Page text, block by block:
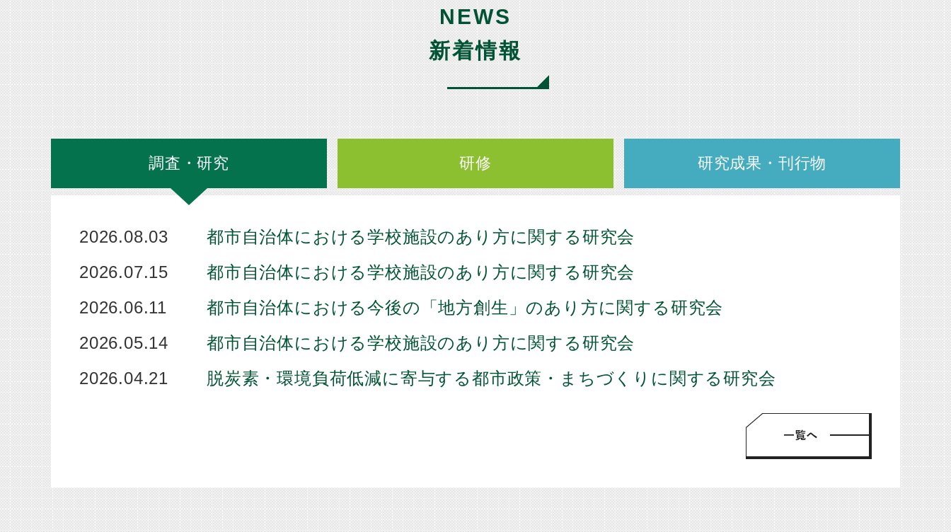
NEWS
新着情報
調査・研究 研修 研究成果・刊行物
2026.08.03
都市自治体における学校施設のあり方に関する研究会
2026.07.15
都市自治体における学校施設のあり方に関する研究会
2026.06.11
都市自治体における今後の「地方創生」のあり方に関する研究会
2026.05.14
都市自治体における学校施設のあり方に関する研究会
2026.04.21
脱炭素・環境負荷低減に寄与する都市政策・まちづくりに関する研究会